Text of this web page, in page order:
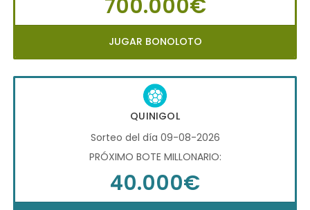
700.000€
JUGAR BONOLOTO
QUINIGOL
Sorteo del día 09-08-2026
PRÓXIMO BOTE MILLONARIO:
40.000€